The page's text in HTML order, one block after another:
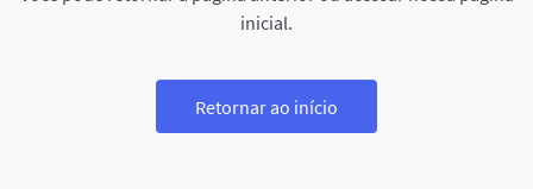
inicial.
Retornar ao início